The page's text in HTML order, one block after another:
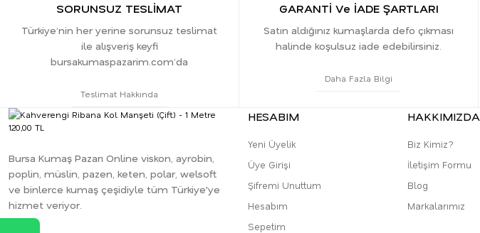
SORUNSUZ TESLİMAT
Türkiye’nin her yerine sorunsuz teslimat
ile alışveriş keyfi
bursakumaspazarim.com’da
Teslimat Hakkında
GARANTİ Ve İADE ŞARTLARI
Satın aldığınız kumaşlarda defo çıkması
halinde koşulsuz iade edebilirsiniz.
Daha Fazla Bilgi
Bursa Kumaş Pazarı Online viskon, ayrobin,
poplin, müslin, pazen, keten, polar, welsoft
ve binlerce kumaş çeşidiyle tüm Türkiye'ye
hizmet veriyor.
HESABIM
Yeni Üyelik
Üye Girişi
Şifremi Unuttum
Hesabım
Sepetim
HAKKIMIZDA
Biz Kimiz?
İletişim Formu
Blog
Markalarımız